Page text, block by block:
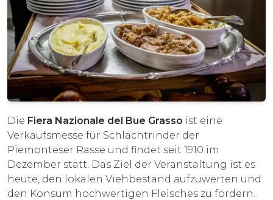
Die Fiera Nazionale del Bue Grasso ist eine
Verkaufsmesse für Schlachtrinder der
Piemonteser Rasse und findet seit 1910 im
Dezember statt. Das Ziel der Veranstaltung ist es
heute, den lokalen Viehbestand aufzuwerten und
den Konsum hochwertigen Fleisches zu fördern.